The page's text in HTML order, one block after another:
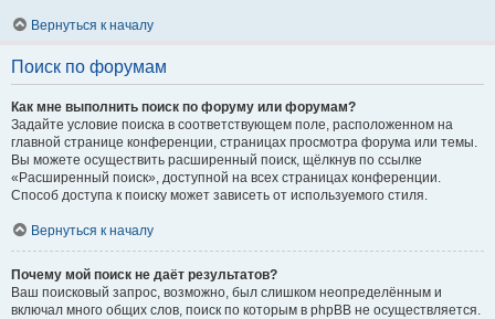
Вернуться к началу
Поиск по форумам
Как мне выполнить поиск по форуму или форумам?
Задайте условие поиска в соответствующем поле, расположенном на
главной странице конференции, страницах просмотра форума или темы.
Вы можете осуществить расширенный поиск, щёлкнув по ссылке
«Расширенный поиск», доступной на всех страницах конференции.
Способ доступа к поиску может зависеть от используемого стиля.
Вернуться к началу
Почему мой поиск не даёт результатов?
Ваш поисковый запрос, возможно, был слишком неопределённым и
включал много общих слов, поиск по которым в phpBB не осуществляется.